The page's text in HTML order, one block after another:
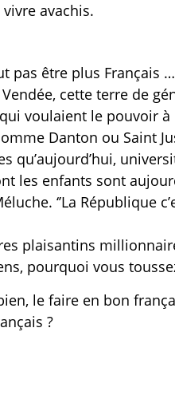
avachis.
pas être plus Français
cette terre de
voulaient le pouvoir à
Danton ou Saint
qu’aujourd’hui,
les enfants sont
‘’La République
plaisantins
pourquoi vous
le faire en bon
?